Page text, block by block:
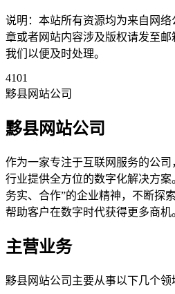
说明：本站所有资源均为来自网
章或者网站内容涉及版权请发至邮
我们以便及时处理。
4101
黟县网站公司
黟县网站公司
作为一家专注于互联网服务的公
行业提供全方位的数字化解决方案
务实、合作”的企业精神，不断探
帮助客户在数字时代获得更多商机
主营业务
黟县网站公司主要从事以下几个领